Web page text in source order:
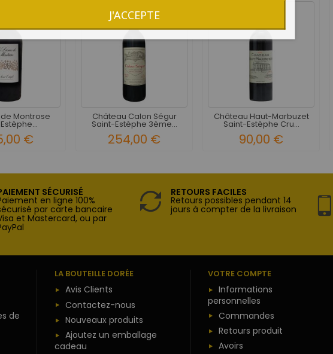
Montrose
€
Château Calon Ségur
Saint-Estèphe 3ème...
254,00 €
Château Haut-Marbuzet
Saint-Estèphe Cru...
90,00 €
SÉCURISÉ
en ligne 100%
par carte bancaire
et Mastercard, ou par
RETOURS FACILES
Retours possibles pendant 14
jours à compter de la livraison
de
LA BOUTEILLE DORÉE
Avis Clients
Contactez-nous
Nouveaux produits
Ajoutez un emballage
cadeau
VOTRE COMPTE
Informations
personnelles
Commandes
Retours produit
Avoirs
J'ACCEPTE